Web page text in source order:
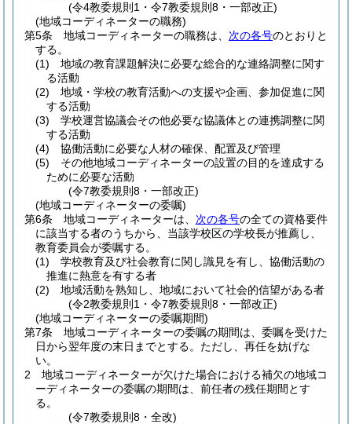
(令4教委規則1・令7教委規則8・一部改正)
(地域コーディネーターの職務)
第5条
地域コーディネーターの職務は、 次の各号のとおりと
する。
(1)
地域の教育課題解決に必要な総合的な連絡調整に関す
る活動
(2)
地域・学校の教育活動への支援や企画、参加促進に関
する活動
(3)
学校運営協議会その他必要な協議体との連携調整に関
する活動
(4)
協働活動に必要な人材の確保、配置及び管理
(5)
その他地域コーディネーターの設置の目的を達成する
ために必要な活動
(令7教委規則8・一部改正)
(地域コーディネーターの委嘱)
第6条
地域コーディネーターは、 次の各号の全ての資格要件
に該当する者のうちから、当該学校区の学校長が推薦し、
教育委員会が委嘱する。
(1)
学校教育及び社会教育に関し識見を有し、協働活動の
推進に熱意を有する者
(2)
地域活動を熟知し、地域において社会的信望がある者
(令2教委規則1・令7教委規則8・一部改正)
(地域コーディネーターの委嘱期間)
第7条
地域コーディネーターの委嘱の期間は、委嘱を受けた
日から翌年度の末日までとする。 ただし、再任を妨げな
い。
2
地域コーディネーターが欠けた場合における補欠の地域コ
ーディネーターの委嘱の期間は、前任者の残任期間とす
る。
(令7教委規則8・全改)